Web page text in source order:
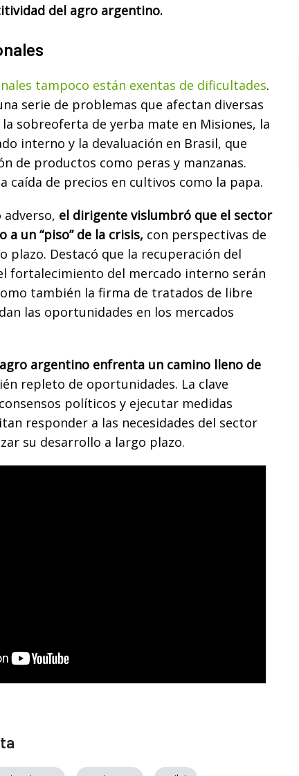
del agro argentino.
tampoco están exentas de dificultades.
serie de problemas que afectan diversas
sobreoferta de yerba mate en Misiones, la
interno y la devaluación en Brasil, que
de productos como peras y manzanas.
caída de precios en cultivos como la papa.
el dirigente vislumbró que el sector
un “piso” de la crisis, con perspectivas de
plazo. Destacó que la recuperación del
fortalecimiento del mercado interno serán
también la firma de tratados de libre
las oportunidades en los mercados
argentino enfrenta un camino lleno de
repleto de oportunidades. La clave
políticos y ejecutar medidas
responder a las necesidades del sector
su desarrollo a largo plazo.